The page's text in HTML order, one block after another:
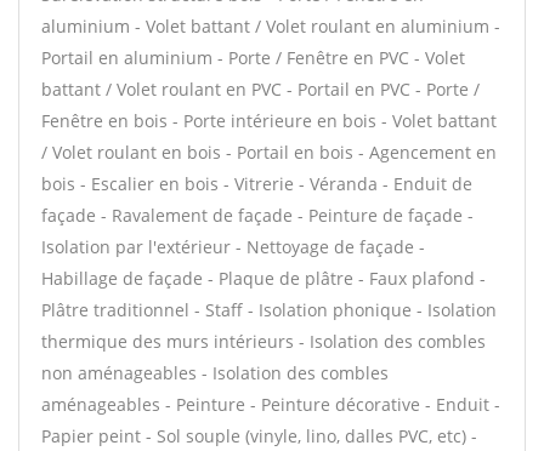
aluminium - Volet battant / Volet roulant en aluminium -
Portail en aluminium - Porte / Fenêtre en PVC - Volet
battant / Volet roulant en PVC - Portail en PVC - Porte /
Fenêtre en bois - Porte intérieure en bois - Volet battant
/ Volet roulant en bois - Portail en bois - Agencement en
bois - Escalier en bois - Vitrerie - Véranda - Enduit de
façade - Ravalement de façade - Peinture de façade -
Isolation par l'extérieur - Nettoyage de façade -
Habillage de façade - Plaque de plâtre - Faux plafond -
Plâtre traditionnel - Staff - Isolation phonique - Isolation
thermique des murs intérieurs - Isolation des combles
non aménageables - Isolation des combles
aménageables - Peinture - Peinture décorative - Enduit -
Papier peint - Sol souple (vinyle, lino, dalles PVC, etc) -